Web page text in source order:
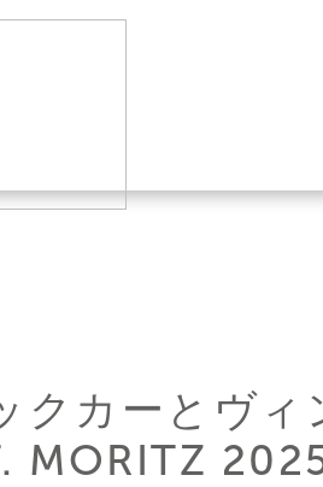
クカーとヴィ
MORITZ